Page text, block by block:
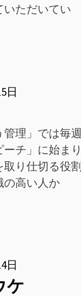
いただいてい
日
理」では毎
チ」に始ま
り仕切る役
の高い人か
日
ケ